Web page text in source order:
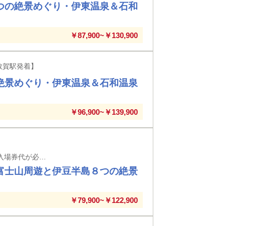
の絶景めぐり・伊東温泉＆石和
￥87,900~￥130,900
駅発着】
景めぐり・伊東温泉＆石和温泉
￥96,900~￥139,900
士山周遊と伊豆半島８つの絶景
￥79,900~￥122,900